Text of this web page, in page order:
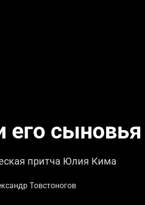
его сыновья
притча Юлия Кима
Товстоногов